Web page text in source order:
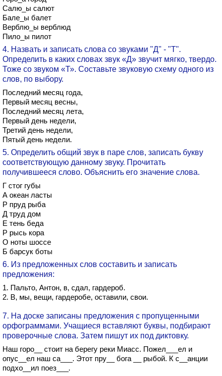
Салю_ы салют
Бале_ы балет
Верблю_ы верблюд
Пило_ы пилот
4. Назвать и записать слова со звуками "Д" - "Т".
Определить в каких словах звук «Д» звучит мягко, твердо.
Тоже со звуком «Т». Составьте звуковую схему одного из
слов, по выбору.
Последний месяц года,
Первый месяц весны,
Последний месяц лета,
Первый день недели,
Третий день недели,
Пятый день недели.
5. Определить общий звук в паре слов, записать букву
соответствующую данному звуку. Прочитать
получившееся слово. Объяснить его значение слова.
Г стог губы
А океан ласты
Р пруд рыба
Д труд дом
Е тень беда
Р рысь кора
О ноты шоссе
Б барсук боты
6. Из предложенных слов составить и записать
предложения:
1. Пальто, Антон, в, сдал, гардероб.
2. В, мы, вещи, гардеробе, оставили, свои.
7. На доске записаны предложения с пропущенными
орфограммами. Учащиеся вставляют буквы, подбирают
проверочные слова. Затем пишут их под диктовку.
Наш горо__ стоит на берегу реки Миасс. Пожел___ел и
опус__ел наш са___. Этот пру__ бога __ рыбой. К с__анции
подхо__ил поез___.